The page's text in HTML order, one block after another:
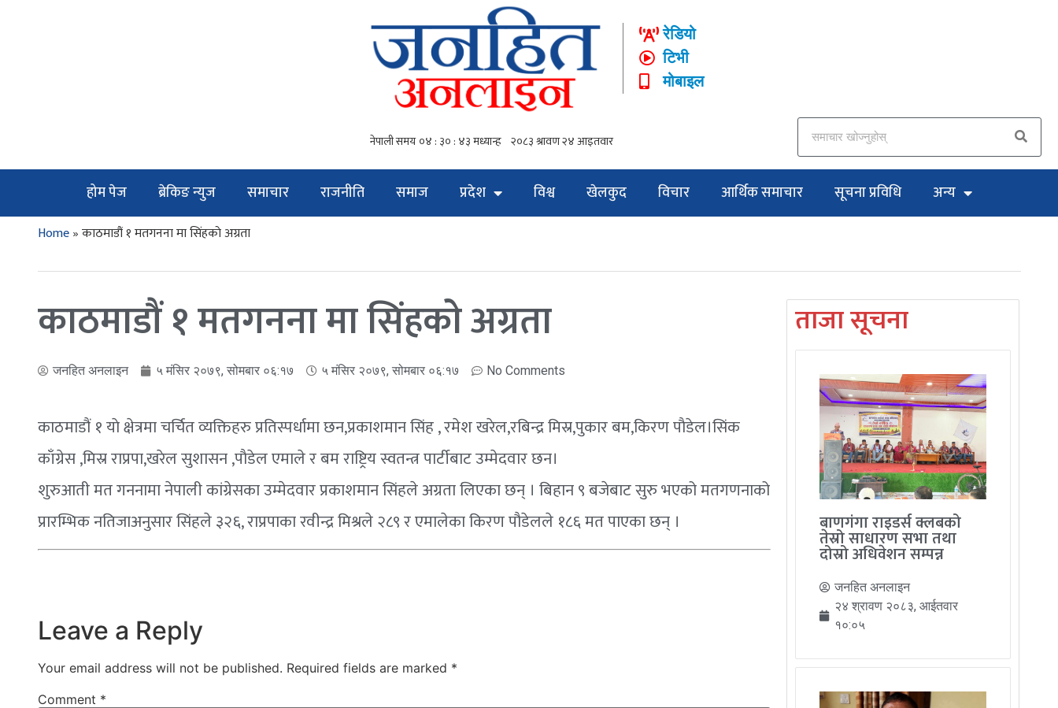
रेडियो
टिभी
मोबाइल
होम पेज ब्रेकिङ न्युज समाचार राजनीति समाज प्रदेश विश्व खेलकुद विचार आर्थिक समाचार सूचना प्रविधि अन्य
Home»काठमाडौं १ मतगनना मा सिंहकाे अग्रता
काठमाडौं १ मतगनना मा सिंहकाे अग्रता
जनहित अनलाइन ५ मंसिर २०७९, सोमबार ०६:१७ ५ मंसिर २०७९, सोमबार ०६:१७ No Comments
काठमाडौं १ याे क्षेत्रमा चर्चित व्यक्तिहरु प्रतिस्पर्धामा छन,प्रकाशमान सिंह , रमेश खरेल,रबिन्द्र मिस्र,पुकार बम,किरण पाैडेल।सिंक
काँग्रेस ,मिस्र राप्रपा,खरेल सुशासन ,पाैडेल एमाले र बम राष्ट्रिय स्वतन्त्र पार्टीबाट उम्मेदवार छन।
शुरुआती मत गननामा नेपाली कांग्रेसका उम्मेदवार प्रकाशमान सिंहले अग्रता लिएका छन् । बिहान ९ बजेबाट सुरु भएको मतगणनाको
प्रारम्भिक नतिजाअनुसार सिंहले ३२६, राप्रपाका रवीन्द्र मिश्रले २८९ र एमालेका किरण पौडेलले १८६ मत पाएका छन् ।
Leave a Reply
Your email address will not be published. Required fields are marked *
Comment *
ताजा सूचना
बाणगंगा राइडर्स क्लबको
तेस्रो साधारण सभा तथा
दोस्रो अधिवेशन सम्पन्न
जनहित अनलाइन
२४ श्रावण २०८३, आईतवार
१०:०५